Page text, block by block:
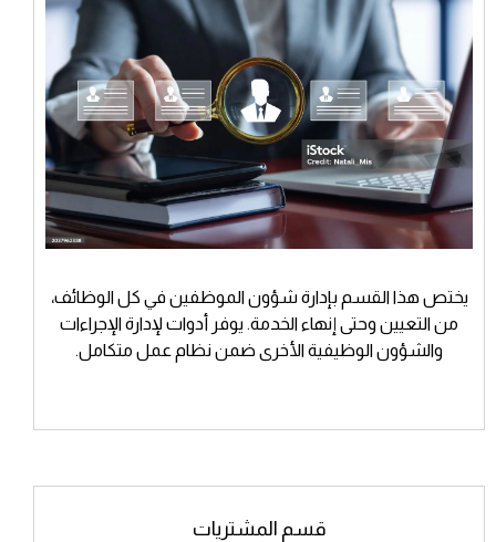
يختص هذا القسم بإدارة شؤون الموظفين في كل الوظائف،
من التعيين وحتى إنهاء الخدمة. يوفر أدوات لإدارة الإجراءات
والشؤون الوظيفية الأخرى ضمن نظام عمل متكامل.
قسم المشتريات